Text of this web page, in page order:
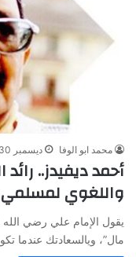
محمد ابو الوفا ديسمبر 30, 2023
أحمد ديفيدز.. رائد
واللغوي لمسلمي
يقول الإمام علي رضي
مال”، ويالسعادتك عندما